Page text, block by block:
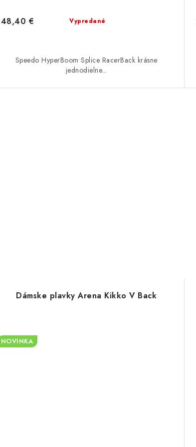
Vypredané
48,40 €
Speedo HyperBoom Splice RacerBack krásne
jednodielne...
Dámske plavky Arena Kikko V Back
NOVINKA